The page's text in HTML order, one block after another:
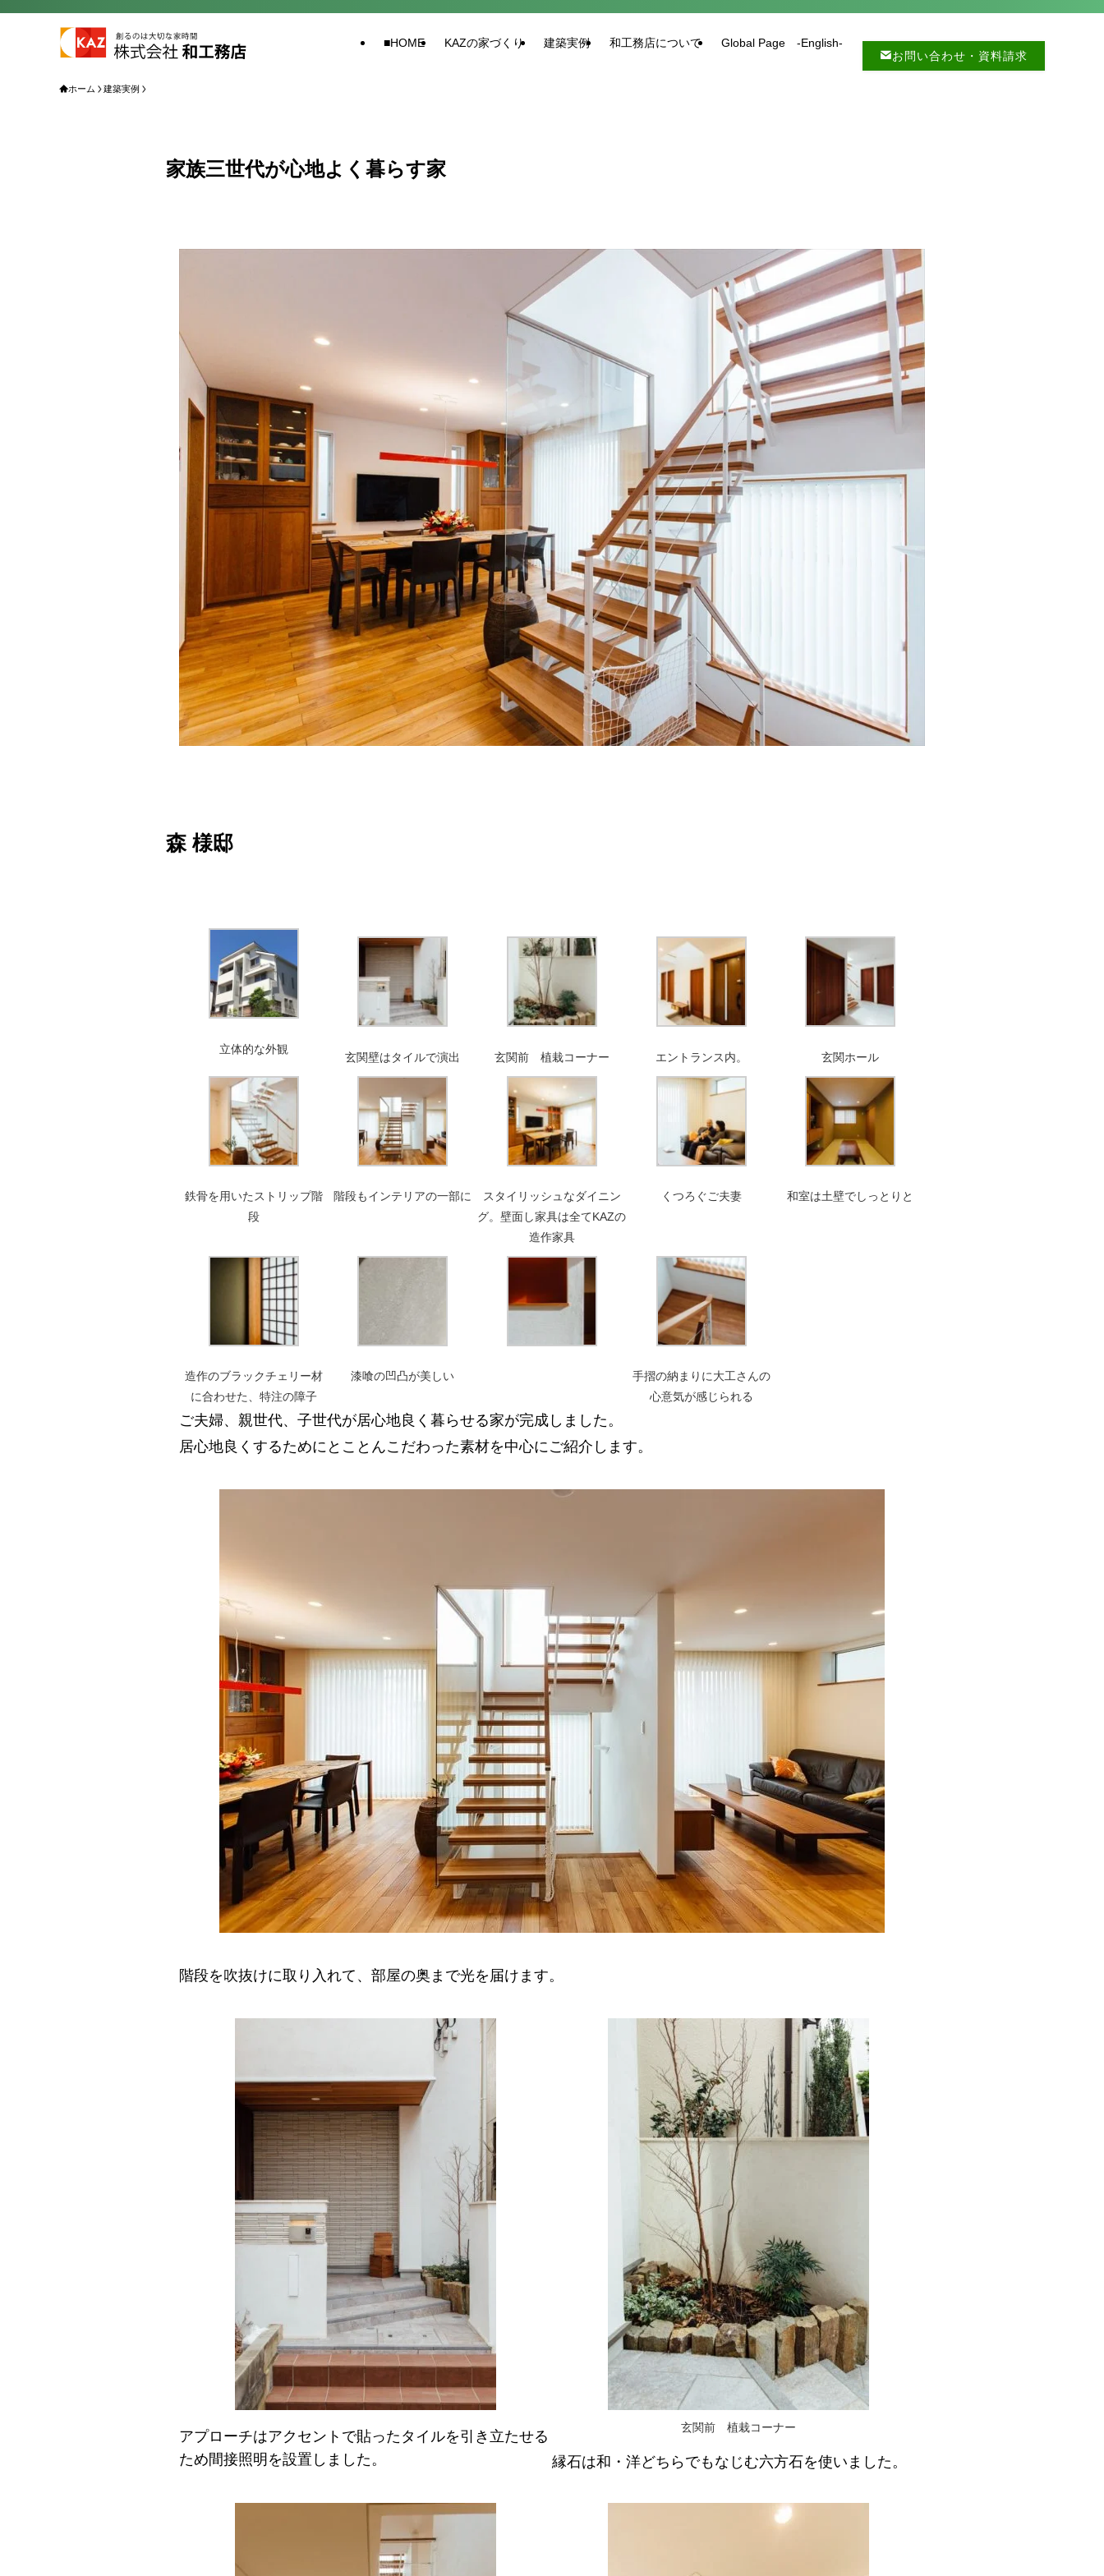
■HOME KAZの家づくり 建築実例 和工務店について
Global Page -English-
お問い合わせ・資料請求
ホーム 建築実例
家族三世代が心地よく暮らす家
森 様邸
立体的な外観
玄関壁はタイルで演出 玄関前 植栽コーナー エントランス内。 玄関ホール
鉄骨を用いたストリップ階
段
階段もインテリアの一部に
スタイリッシュなダイニン
グ。壁面し家具は全てKAZの
造作家具
くつろぐご夫妻 和室は土壁でしっとりと
造作のブラックチェリー材
に合わせた、特注の障子
漆喰の凹凸が美しい
手摺の納まりに大工さんの
心意気が感じられる
ご夫婦、親世代、子世代が居心地良く暮らせる家が完成しました。
居心地良くするためにとことんこだわった素材を中心にご紹介します。
階段を吹抜けに取り入れて、部屋の奥まで光を届けます。
アプローチはアクセントで貼ったタイルを引き立たせる
ため間接照明を設置しました。
玄関前 植栽コーナー
縁石は和・洋どちらでもなじむ六方石を使いました。